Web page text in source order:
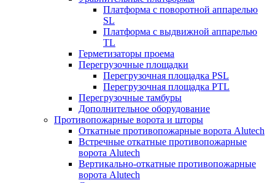
Платформа с поворотной аппарелью
SL
Платформа с выдвижной аппарелью
TL
Герметизаторы проема
Перегрузочные площадки
Перегрузочная площадка PSL
Перегрузочная площадка PTL
Перегрузочные тамбуры
Дополнительное оборудование
Противопожарные ворота и шторы
Откатные противопожарные ворота Alutech
Встречные откатные противопожарные
ворота Alutech
Вертикально-откатные противопожарные
ворота Alutech